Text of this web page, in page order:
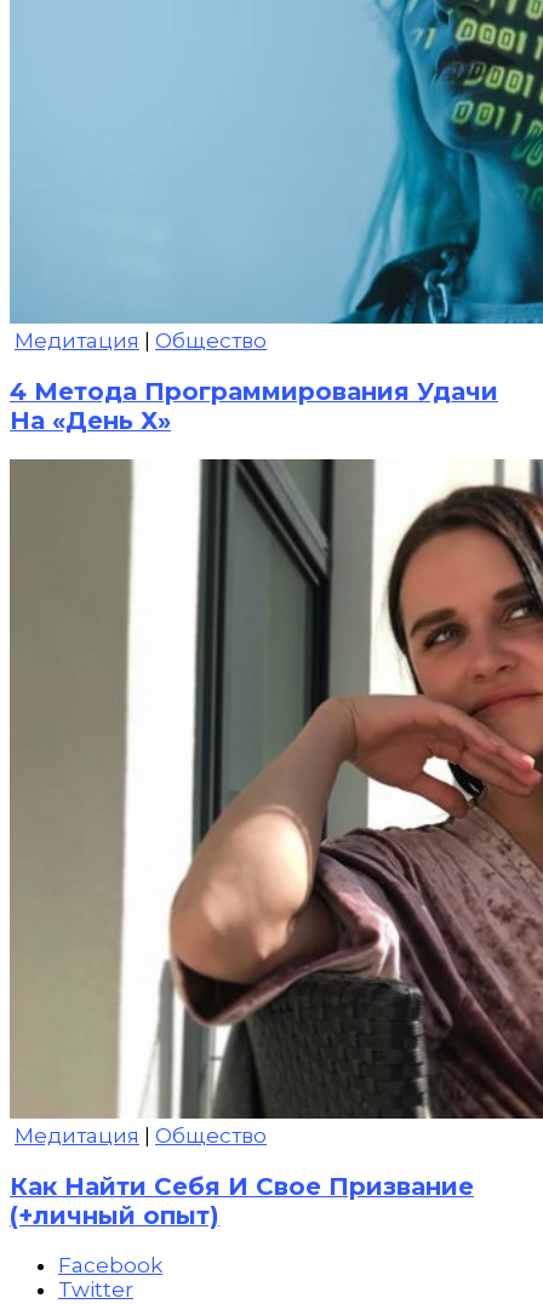
Медитация | Общество
4 Метода Программирования Удачи
На «День Х»
Медитация | Общество
Как Найти Себя И Свое Призвание
(+личный опыт)
Facebook
Twitter